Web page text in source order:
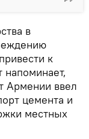
в
к
напоминает,
Армении ввел
цемента и
местных